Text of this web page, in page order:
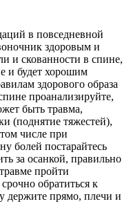
в повседневной
здоровым и
и скованности в спине,
и будет хорошим
здорового образа
проанализируйте,
быть травма,
(поднятие тяжестей),
числе при
болей постарайтесь
за осанкой, правильно
пройти
обратиться к
держите прямо, плечи и